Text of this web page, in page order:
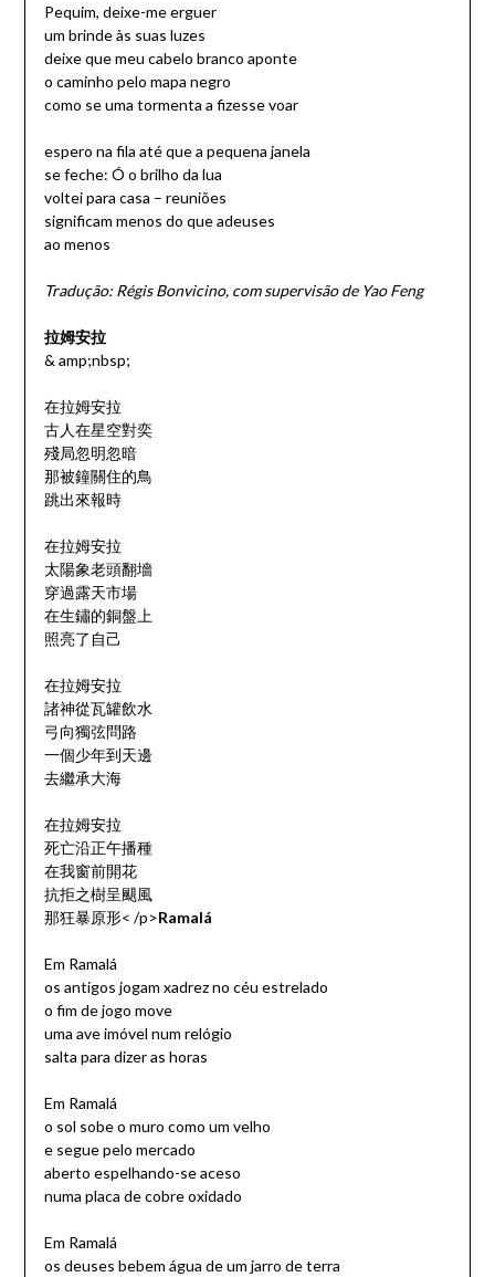
Pequim, deixe-me erguer
um brinde às suas luzes
deixe que meu cabelo branco aponte
o caminho pelo mapa negro
como se uma tormenta a fizesse voar
espero na fila até que a pequena janela
se feche: Ó o brilho da lua
voltei para casa – reuniões
significam menos do que adeuses
ao menos
Tradução: Régis Bonvicino, com supervisão de Yao Feng
拉姆安拉
& amp;nbsp;
在拉姆安拉
古人在星空對奕
殘局忽明忽暗
那被鐘關住的鳥
跳出來報時
在拉姆安拉
太陽象老頭翻墻
穿過露天市場
在生鏽的銅盤上
照亮了自己
在拉姆安拉
諸神從瓦罐飲水
弓向獨弦問路
一個少年到天邊
去繼承大海
在拉姆安拉
死亡沿正午播種
在我窗前開花
抗拒之樹呈颶風
那狂暴原形< /p>Ramalá
Em Ramalá
os antigos jogam xadrez no céu estrelado
o fim de jogo move
uma ave imóvel num relógio
salta para dizer as horas
Em Ramalá
o sol sobe o muro como um velho
e segue pelo mercado
aberto espelhando-se aceso
numa placa de cobre oxidado
Em Ramalá
os deuses bebem água de um jarro de terra